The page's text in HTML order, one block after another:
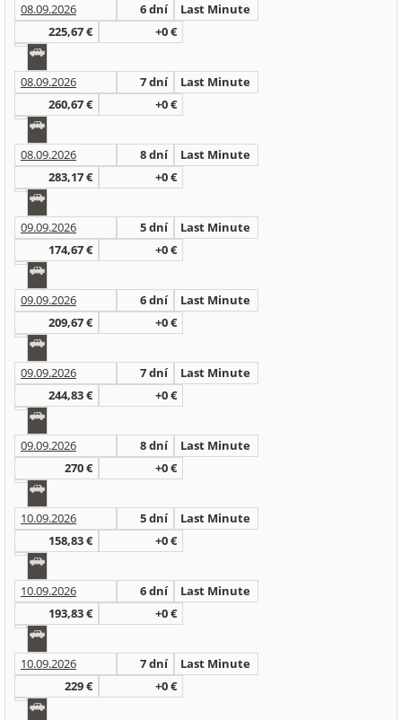
08.09.2026 6 dní
Last Minute
225,67 €
+0 €
08.09.2026 7 dní
Last Minute
260,67 €
+0 €
08.09.2026 8 dní
Last Minute
283,17 €
+0 €
09.09.2026 5 dní
Last Minute
174,67 €
+0 €
09.09.2026 6 dní
Last Minute
209,67 €
+0 €
09.09.2026 7 dní
Last Minute
244,83 €
+0 €
09.09.2026 8 dní
Last Minute
270 €
+0 €
10.09.2026 5 dní
Last Minute
158,83 €
+0 €
10.09.2026 6 dní
Last Minute
193,83 €
+0 €
10.09.2026 7 dní
Last Minute
229 €
+0 €